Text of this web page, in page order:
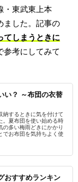
・東武東上本
ました。記事の
てしまうときに
参考にしてみて
い？ ～布団の衣替
納するときに気を付けて
。夏布団を使い始める時
の多い梅雨どきにかかり
でお布団を気持ちよく使
おすすめランキン